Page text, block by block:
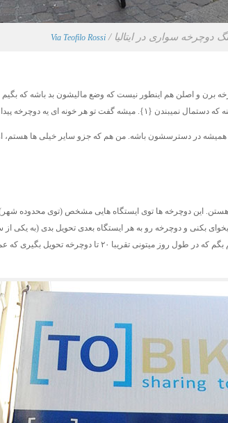
دوچرخه سواری در ایتالیا /Via Teofilo Rossi
برن و اصلن هم اینطور نیست که وضع مالیشون بد باشه که بگیم
پیدا میشه که ازش استفاده هم بکنن.
در دسترسشون باشه. من هم که جزو سایر خیلی ها هستم، از
هستن. این دوچرخه ها توی ایستگاه هایی مشخص (توی محدوده
بکنی و دوچرخه رو به هر ایستگاه بعدی تحویل بدی (به یکی
تقریبا یک یورو از حساب کارتت کم میشه که واقعا جریمه سنگینیه.